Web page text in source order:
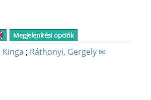
Megjelenítési opciók
; Ráthonyi, Gergely ✉